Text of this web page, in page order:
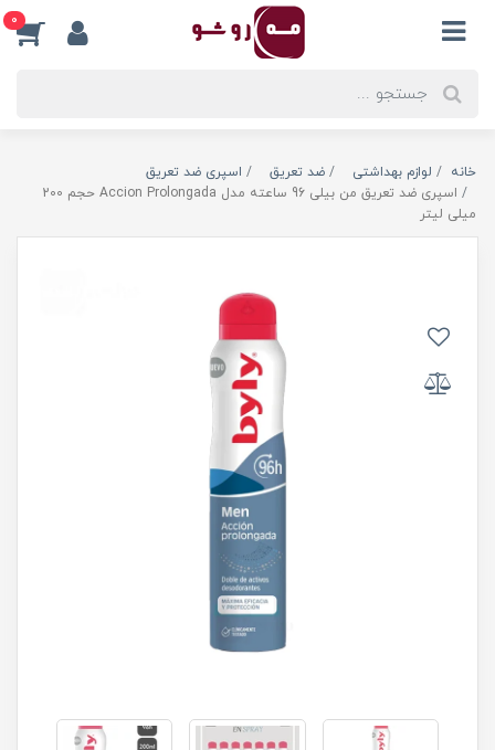
0
خانه لوازم بهداشتی ضد تعریق
اسپری ضد تعریق
اسپری ضد تعریق من بیلی 96 ساعته مدل Accion Prolongada حجم 200
میلی لیتر